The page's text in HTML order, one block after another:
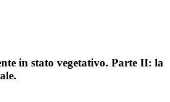
in stato vegetativo. Parte II: la